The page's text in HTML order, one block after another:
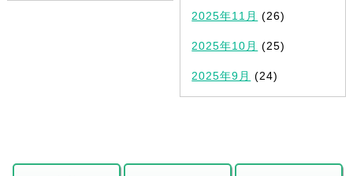
2025年11月 (26)
2025年10月 (25)
2025年9月 (24)